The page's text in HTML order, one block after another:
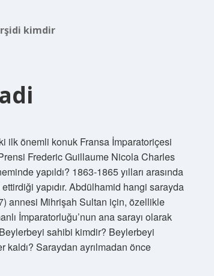
kimdir
ilk önemli konuk Fransa İmparatoriçesi
Frederic Guillaume Nicola Charles
yapıldı? 1863-1865 yılları arasında
yapıdır. Abdülhamid hangi sarayda
annesi Mihrişah Sultan için, özellikle
İmparatorluğu’nun ana sarayı olarak
sahibi kimdir? Beylerbeyi
kaldı? Saraydan ayrılmadan önce